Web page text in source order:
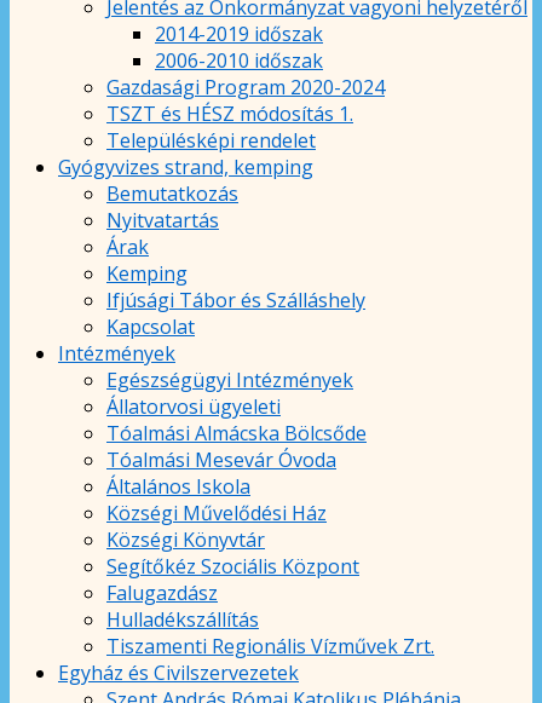
Jelentés az Önkormányzat vagyoni helyzetéről
2014-2019 időszak
2006-2010 időszak
Gazdasági Program 2020-2024
TSZT és HÉSZ módosítás 1.
Településképi rendelet
Gyógyvizes strand, kemping
Bemutatkozás
Nyitvatartás
Árak
Kemping
Ifjúsági Tábor és Szálláshely
Kapcsolat
Intézmények
Egészségügyi Intézmények
Állatorvosi ügyeleti
Tóalmási Almácska Bölcsőde
Tóalmási Mesevár Óvoda
Általános Iskola
Községi Művelődési Ház
Községi Könyvtár
Segítőkéz Szociális Központ
Falugazdász
Hulladékszállítás
Tiszamenti Regionális Vízművek Zrt.
Egyház és Civilszervezetek